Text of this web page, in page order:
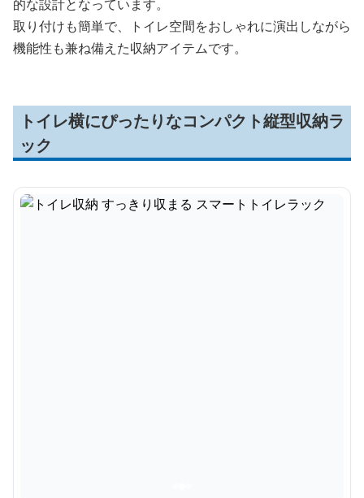
的な設計となっています。
取り付けも簡単で、トイレ空間をおしゃれに演出しながら
機能性も兼ね備えた収納アイテムです。
トイレ横にぴったりなコンパクト縦型収納ラ
ック